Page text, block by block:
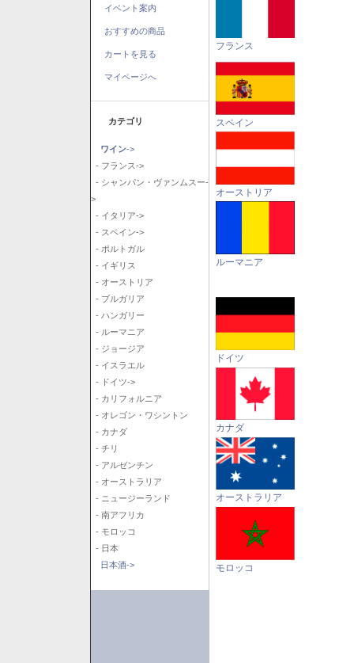
イベント案内
おすすめの商品
カートを見る
マイページへ
カテゴリ
ワイン->
- フランス->
- シャンパン・ヴァンムスー-
>
- イタリア->
- スペイン->
- ポルトガル
- イギリス
- オーストリア
- ブルガリア
- ハンガリー
- ルーマニア
- ジョージア
- イスラエル
- ドイツ->
- カリフォルニア
- オレゴン・ワシントン
- カナダ
- チリ
- アルゼンチン
- オーストラリア
- ニュージーランド
- 南アフリカ
- モロッコ
- 日本
日本酒->
フランス
スペイン
オーストリア
ルーマニア
ドイツ
カナダ
オーストラリア
モロッコ